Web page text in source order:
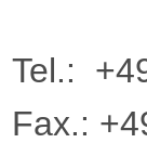
Tel.:
Fax.: